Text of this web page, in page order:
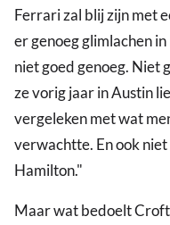
Ferrari zal blij zijn met
er genoeg glimlachen
niet goed genoeg. Niet
ze vorig jaar in Austin
vergeleken met wat
verwachtte. En ook
Hamilton."
Maar wat bedoelt